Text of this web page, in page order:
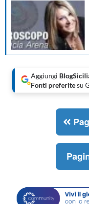
Aggiungi
Fonti preferitesu